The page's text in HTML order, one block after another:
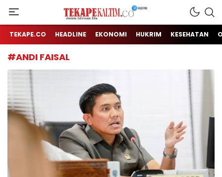
TEKAPE KALTIM
Jendela Informasi Kita
TEKAPE.CO HEADLINE EKONOMI HUKRIM KESEHATAN
#ANDI FAISAL